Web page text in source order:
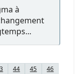
à
44 45
46